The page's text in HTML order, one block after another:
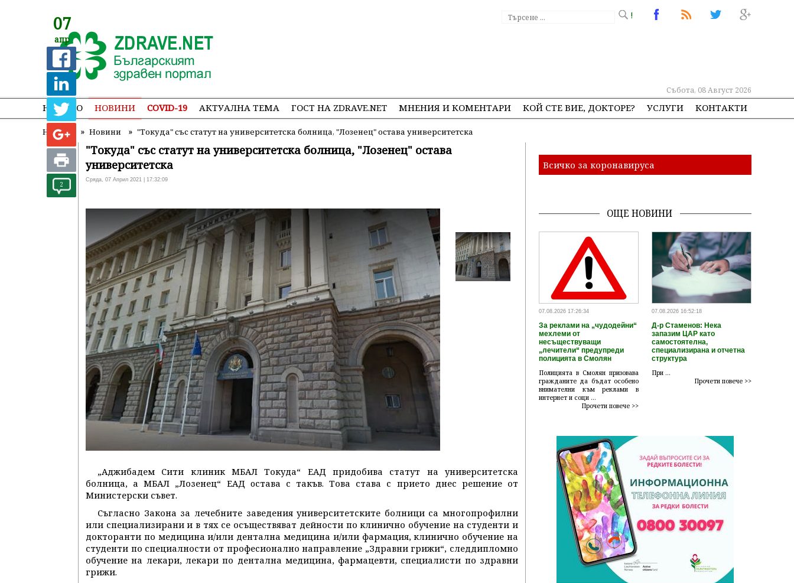
!
Събота, 08 Август 2026
НАЧАЛО НОВИНИ COVID-19 АКТУАЛНА ТЕМА ГОСТ НА ZDRAVE.NET МНЕНИЯ И КОМЕНТАРИ КОЙ СТЕ ВИЕ, ДОКТОРЕ? УСЛУГИ КОНТАКТИ
Начало » Новини » "Токуда" със статут на университетска болница, "Лозенец" остава университетска
07
апр
2
"Токуда" със статут на университетска болница, "Лозенец" остава
университетска
Сряда, 07 Април 2021 | 17:32:09
„Аджибадем Сити клиник МБАЛ Токуда“ ЕАД придобива статут на университетска
болница, а МБАЛ „Лозенец“ ЕАД oстава с такъв. Това става с прието днес решение от
Министерски съвет.
Съгласно Закона за лечебните заведения университетските болници са многопрофилни
или специализирани и в тях се осъществяват дейности по клинично обучение на студенти и
докторанти по медицина и/или дентална медицина и/или фармация, клинично обучение на
студенти по специалности от професионално направление „Здравни грижи“, следдипломно
обучение на лекари, лекари по дентална медицина, фармацевти, специалисти по здравни
грижи.
Всичко за коронавируса
ОЩЕ НОВИНИ
07.08.2026 17:26:34
За реклами на „чудодейни“
мехлеми от
несъществуващи
„лечители“ предупреди
полицията в Смолян
Полицията в Смолян призовава
гражданите да бъдат особено
внимателни към реклами в
интернет и соци ...
Прочети повече >>
07.08.2026 16:52:18
Д-р Стаменов: Нека
запазим ЦАР като
самостоятелна,
специализирана и отчетна
структура
При ...
Прочети повече >>